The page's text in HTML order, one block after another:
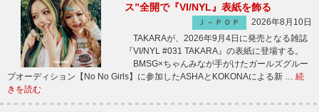
ス”全開で『VI/NYL』表紙を飾る
Ｊ－ＰＯＰ
2026年8月10日
TAKARAが、2026年9月4日に発売となる雑誌
『VI/NYL #031 TAKARA』の表紙に登場する。
BMSG×ちゃんみなが手がけたガールズグルー
プオーディション【No No Girls】に参加したASHAとKOKONAによる新 … 続
きを読む